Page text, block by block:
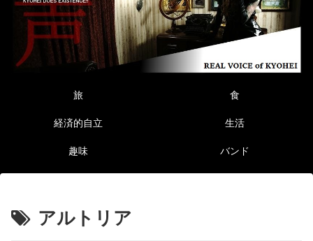
旅 食
経済的自立 生活
趣味 バンド
アルトリア